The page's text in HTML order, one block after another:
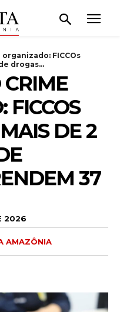
FICCOs
drogas...
FICCOS
DE 2
37
2026
AMAZÔNIA